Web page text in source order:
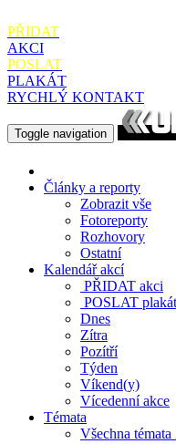
PŘIDAT
AKCI
POSLAT
PLAKÁT
RYCHLÝ KONTAKT
Toggle navigation
Články a reporty
Zobrazit vše
Fotoreporty
Rozhovory
Ostatní
Kalendář akcí
PŘIDAT akci
POSLAT plakát
Dnes
Zítra
Pozítří
Týden
Víkend(y)
Vícedenní akce
Témata
Všechna